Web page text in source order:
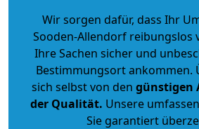
Wir sorgen dafür, dass Ihr
Sooden-Allendorf reibungslos
Ihre Sachen sicher und
Bestimmungsort ankommen.
sich selbst von den günstigen
der Qualität. Unsere
Sie garantiert